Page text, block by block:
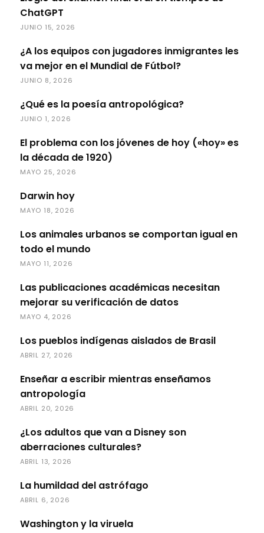
ChatGPT
JUNIO 15, 2026
¿A los equipos con jugadores inmigrantes les
va mejor en el Mundial de Fútbol?
JUNIO 8, 2026
¿Qué es la poesía antropológica?
JUNIO 1, 2026
El problema con los jóvenes de hoy («hoy» es
la década de 1920)
MAYO 25, 2026
Darwin hoy
MAYO 18, 2026
Los animales urbanos se comportan igual en
todo el mundo
MAYO 11, 2026
Las publicaciones académicas necesitan
mejorar su verificación de datos
MAYO 4, 2026
Los pueblos indígenas aislados de Brasil
ABRIL 27, 2026
Enseñar a escribir mientras enseñamos
antropología
ABRIL 20, 2026
¿Los adultos que van a Disney son
aberraciones culturales?
ABRIL 13, 2026
La humildad del astrófago
ABRIL 6, 2026
Washington y la viruela